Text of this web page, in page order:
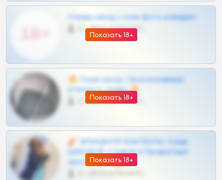
Показать 18+
Сливы шкод | слив фото и видео
0 •
Показать 18+
🔥 Слив шкод | Эксклюзивные
утечки и сливы 🔥
0 •
Показать 18+
🧨 ЭПИЦЕНТР КОНТЕНТА: Слив
ШКОДОВ Сливов и Приватных
Архивов ТГ 🔞💎